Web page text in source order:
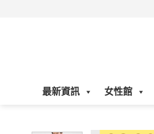
最新資訊 女性館